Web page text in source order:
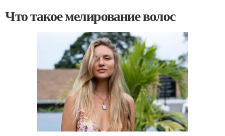
Что такое мелирование волос